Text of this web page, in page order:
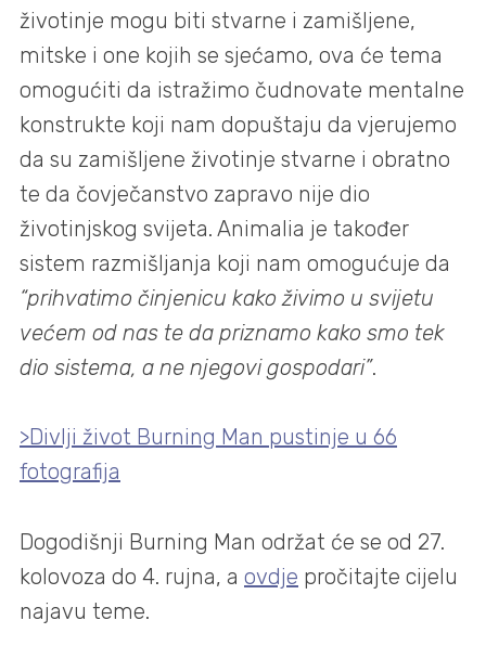
životinje mogu biti stvarne i zamišljene,
mitske i one kojih se sjećamo, ova će tema
omogućiti da istražimo čudnovate mentalne
konstrukte koji nam dopuštaju da vjerujemo
da su zamišljene životinje stvarne i obratno
te da čovječanstvo zapravo nije dio
životinjskog svijeta. Animalia je također
sistem razmišljanja koji nam omogućuje da
“prihvatimo činjenicu kako živimo u svijetu
većem od nas te da priznamo kako smo tek
dio sistema, a ne njegovi gospodari”.
>Divlji život Burning Man pustinje u 66
fotografija
Dogodišnji Burning Man održat će se od 27.
kolovoza do 4. rujna, a ovdje pročitajte cijelu
najavu teme.